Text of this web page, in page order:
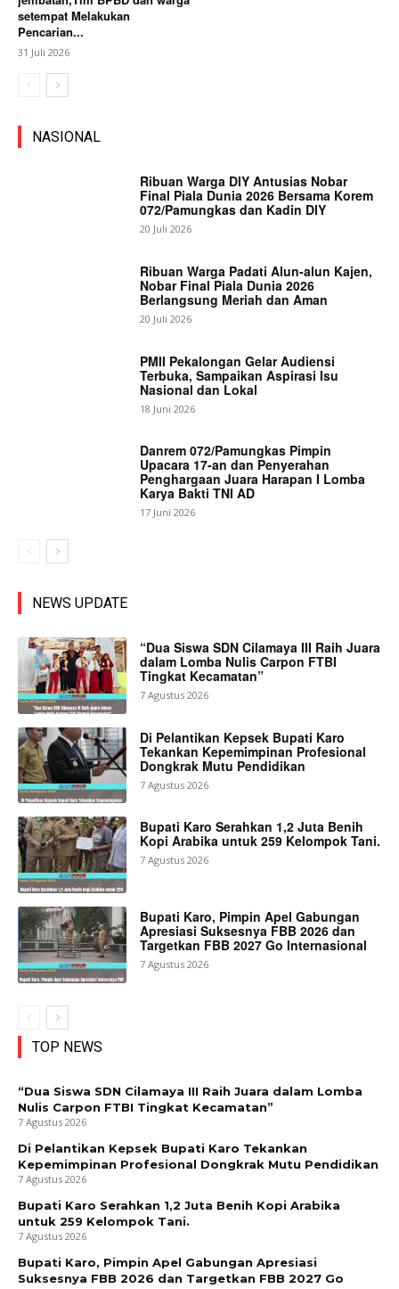
setempat Melakukan
Pencarian...
31 Juli 2026
NASIONAL
Ribuan Warga DIY Antusias Nobar
Final Piala Dunia 2026 Bersama Korem
072/Pamungkas dan Kadin DIY
20 Juli 2026
Ribuan Warga Padati Alun-alun Kajen,
Nobar Final Piala Dunia 2026
Berlangsung Meriah dan Aman
20 Juli 2026
PMII Pekalongan Gelar Audiensi
Terbuka, Sampaikan Aspirasi Isu
Nasional dan Lokal
18 Juni 2026
Danrem 072/Pamungkas Pimpin
Upacara 17-an dan Penyerahan
Penghargaan Juara Harapan I Lomba
Karya Bakti TNI AD
17 Juni 2026
NEWS UPDATE
“Dua Siswa SDN Cilamaya III Raih Juara
dalam Lomba Nulis Carpon FTBI
Tingkat Kecamatan”
7 Agustus 2026
Di Pelantikan Kepsek Bupati Karo
Tekankan Kepemimpinan Profesional
Dongkrak Mutu Pendidikan
7 Agustus 2026
Bupati Karo Serahkan 1,2 Juta Benih
Kopi Arabika untuk 259 Kelompok Tani.
7 Agustus 2026
Bupati Karo, Pimpin Apel Gabungan
Apresiasi Suksesnya FBB 2026 dan
Targetkan FBB 2027 Go Internasional
7 Agustus 2026
TOP NEWS
“Dua Siswa SDN Cilamaya III Raih Juara dalam Lomba
Nulis Carpon FTBI Tingkat Kecamatan”
7 Agustus 2026
Di Pelantikan Kepsek Bupati Karo Tekankan
Kepemimpinan Profesional Dongkrak Mutu Pendidikan
7 Agustus 2026
Bupati Karo Serahkan 1,2 Juta Benih Kopi Arabika
untuk 259 Kelompok Tani.
7 Agustus 2026
Bupati Karo, Pimpin Apel Gabungan Apresiasi
Suksesnya FBB 2026 dan Targetkan FBB 2027 Go